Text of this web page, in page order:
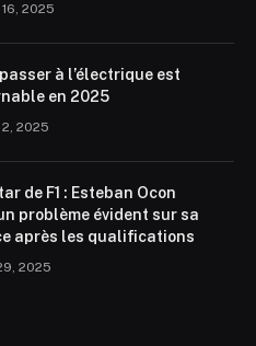
2025
à l’électrique est
en 2025
2025
de F1 : Esteban Ocon
problème évident sur sa
après les qualifications
2025